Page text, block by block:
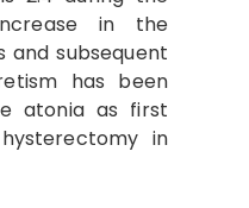
in the
and subsequent
has been
atonia as first
in